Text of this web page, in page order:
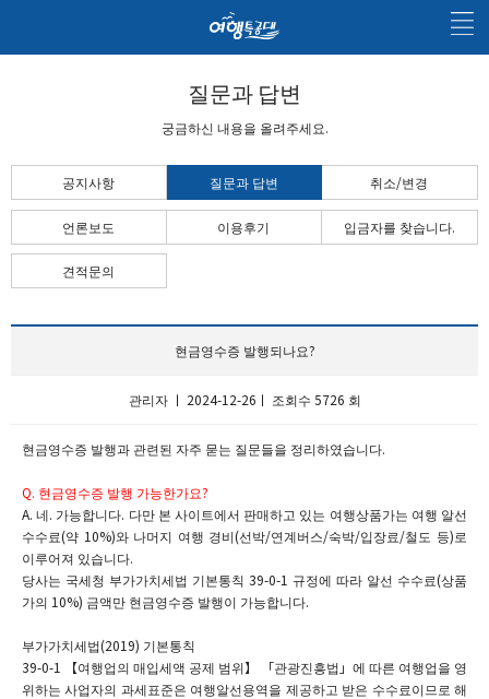
질문과 답변
궁금하신 내용을 올려주세요.
공지사항 질문과 답변 취소/변경
언론보도 이용후기 입금자를 찾습니다.
견적문의
현금영수증 발행되나요?
관리자 ㅣ 2024-12-26ㅣ 조회수 5726 회
현금영수증 발행과 관련된 자주 묻는 질문들을 정리하였습니다.
Q. 현금영수증 발행 가능한가요?
A. 네. 가능합니다. 다만 본 사이트에서 판매하고 있는 여행상품가는 여행 알선
수수료(약 10%)와 나머지 여행 경비(선박/연계버스/숙박/입장료/철도 등)로
이루어져 있습니다.
당사는 국세청 부가가치세법 기본통칙 39-0-1 규정에 따라 알선 수수료(상품
가의 10%) 금액만 현금영수증 발행이 가능합니다.
부가가치세법(2019) 기본통칙
39-0-1 【여행업의 매입세액 공제 범위】 「관광진흥법」에 따른 여행업을 영
위하는 사업자의 과세표준은 여행알선용역을 제공하고 받은 수수료이므로 해